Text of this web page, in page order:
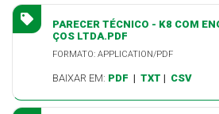
PARECER TÉCNICO - K8 COM
ÇOS LTDA.PDF
FORMATO: APPLICATION/PDF
BAIXAR EM: PDF | TXT | CSV